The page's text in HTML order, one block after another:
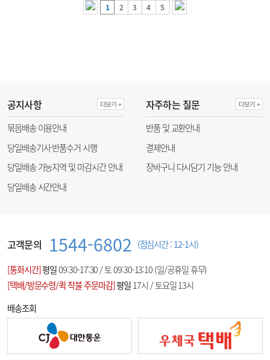
1 2 3 4 5
공지사항 더보기 +
묶음배송 이용안내
당일배송기사 반품수거 시행
당일배송 가능지역 및 마감시간 안내
당일배송 시간안내
자주하는 질문 더보기 +
반품 및 교환안내
결제안내
장바구니 다시담기 기능 안내
고객문의 1544-6802 (점심시간 : 12-1시)
[통화시간]평일09:30-17:30 / 토 09:30-13:10 (일/공휴일 휴무)
[택배/방문수령/퀵 착불 주문마감]평일 17시 / 토요일 13시
배송조회